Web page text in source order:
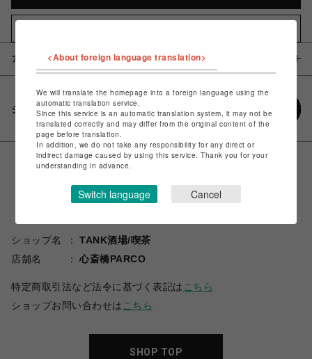
アイテム説明 / 素材
シェアする
ショップ名
TANK酒場/喫茶
店舗名
心斎橋PARCO
特定商取引法など法令に基づく表記は こちら
ショップお問い合わせは こちら
SHOP TOP
<About foreign language translation>
We will translate the homepage into a foreign language using the
automatic translation service.
Since this service is an automatic translation system, it may not be
translated correctly and may differ from the original content of the
page before translation.
In addition, we do not take any responsibility for any direct or
indirect damage caused by using this service. Thank you for your
understanding in advance.
Switch language Cancel